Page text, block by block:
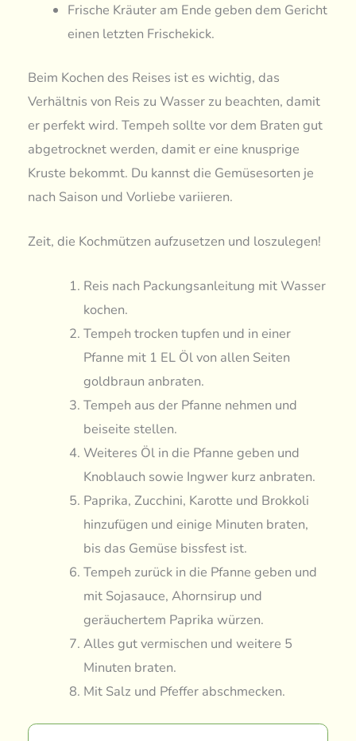
Frische Kräuter am Ende geben dem Gericht
einen letzten Frischekick.
Beim Kochen des Reises ist es wichtig, das
Verhältnis von Reis zu Wasser zu beachten, damit
er perfekt wird. Tempeh sollte vor dem Braten gut
abgetrocknet werden, damit er eine knusprige
Kruste bekommt. Du kannst die Gemüsesorten je
nach Saison und Vorliebe variieren.
Zeit, die Kochmützen aufzusetzen und loszulegen!
Reis nach Packungsanleitung mit Wasser
kochen.
Tempeh trocken tupfen und in einer
Pfanne mit 1 EL Öl von allen Seiten
goldbraun anbraten.
Tempeh aus der Pfanne nehmen und
beiseite stellen.
Weiteres Öl in die Pfanne geben und
Knoblauch sowie Ingwer kurz anbraten.
Paprika, Zucchini, Karotte und Brokkoli
hinzufügen und einige Minuten braten,
bis das Gemüse bissfest ist.
Tempeh zurück in die Pfanne geben und
mit Sojasauce, Ahornsirup und
geräuchertem Paprika würzen.
Alles gut vermischen und weitere 5
Minuten braten.
Mit Salz und Pfeffer abschmecken.